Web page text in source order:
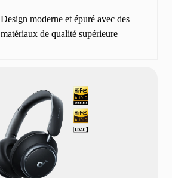
Design moderne et épuré avec des
matériaux de qualité supérieure